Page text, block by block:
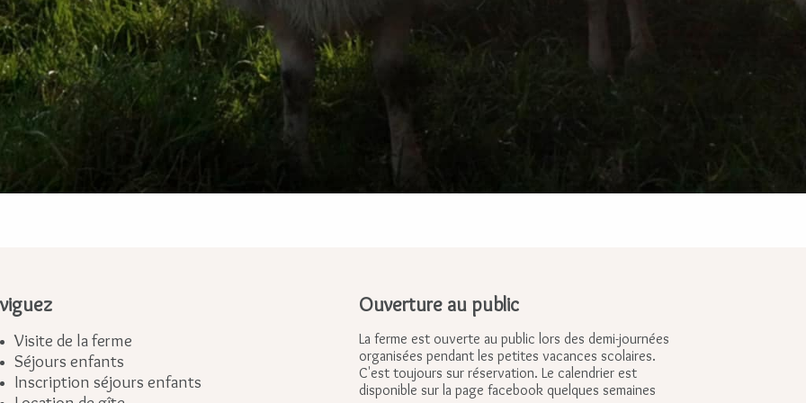
Visite de la ferme
Séjours enfants
Inscription séjours enfants
Ouverture au public
La ferme est ouverte au public lors des demi-journées
organisées pendant les petites vacances scolaires.
C'est toujours sur réservation. Le calendrier est
disponible sur la page facebook quelques semaines